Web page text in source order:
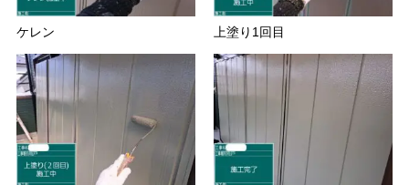
ケレン 上塗り1回目